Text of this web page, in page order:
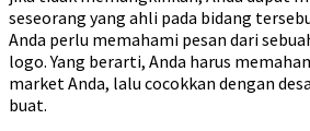
seseorang yang ahli pada bidang
Anda perlu memahami pesan dari
logo. Yang berarti, Anda harus
market Anda, lalu cocokkan dengan
buat.